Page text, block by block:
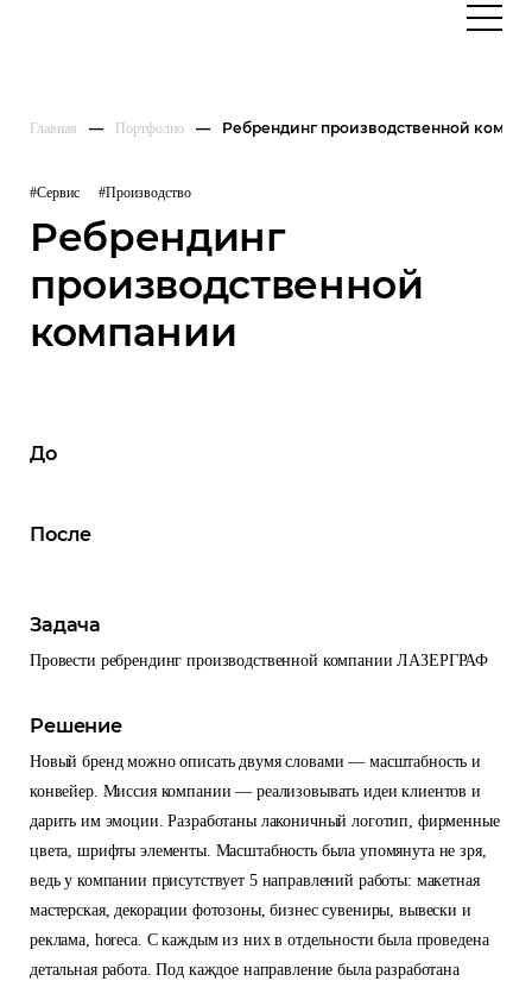
Главная Портфолио Ребрендинг производственной
#Сервис #Производство
Ребрендинг
производственной
компании
До
После
Задача
Провести ребрендинг производственной компании ЛАЗЕРГРАФ
Решение
Новый бренд можно описать двумя словами — масштабность и
конвейер. Миссия компании — реализовывать идеи клиентов и
дарить им эмоции. Разработаны лаконичный логотип, фирменные
цвета, шрифты элементы. Масштабность была упомянута не зря,
ведь у компании присутствует 5 направлений работы: макетная
мастерская, декорации фотозоны, бизнес сувениры, вывески и
реклама, horeca. С каждым из них в отдельности была проведена
детальная работа. Под каждое направление была разработана